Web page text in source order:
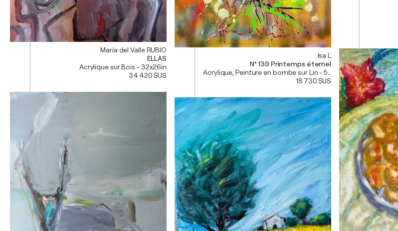
María del Valle RUBIO
ELLAS
Acrylique sur Bois - 32x26in
34 420 $US
Isa L
N° 139 Printemps éternel
Acrylique, Peinture en bombe sur Lin - 57x29in
18 730 $US